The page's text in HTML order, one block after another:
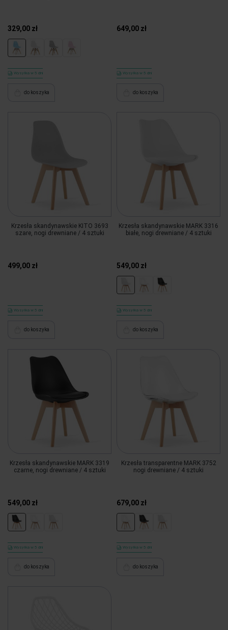
329,00 zł
Wysyłka w 5 dni
do koszyka
649,00 zł
Wysyłka w 5 dni
do koszyka
Krzesła skandynawskie KITO 3693
szare, nogi drewniane / 4 sztuki
499,00 zł
Wysyłka w 5 dni
do koszyka
Krzesła skandynawskie MARK 3316
białe, nogi drewniane / 4 sztuki
549,00 zł
Wysyłka w 5 dni
do koszyka
Krzesła skandynawskie MARK 3319
czarne, nogi drewniane / 4 sztuki
549,00 zł
Wysyłka w 5 dni
do koszyka
Krzesła transparentne MARK 3752
nogi drewniane / 4 sztuki
679,00 zł
Wysyłka w 5 dni
do koszyka